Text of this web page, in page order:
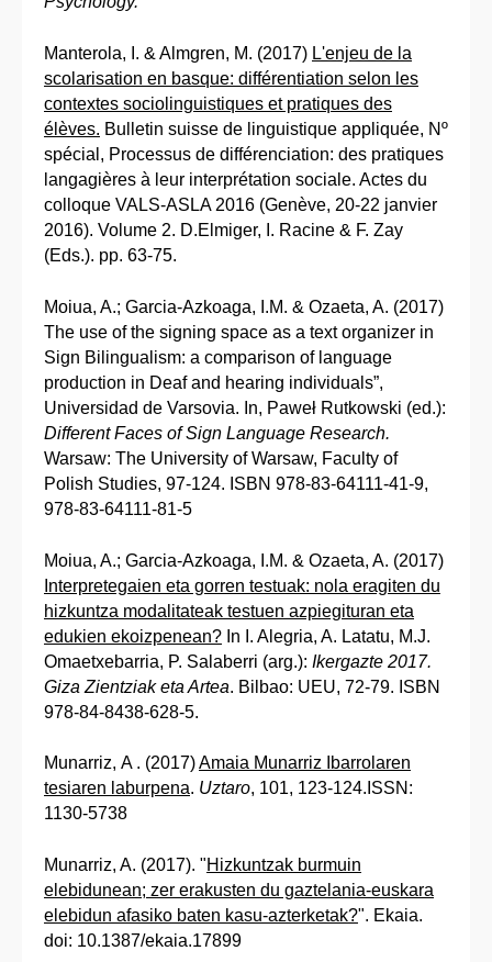
Manterola, I. & Almgren, M. (2017) L'enjeu de la
scolarisation en basque: différentiation selon les
contextes sociolinguistiques et pratiques des
élèves. Bulletin suisse de linguistique appliquée, Nº
spécial, Processus de différenciation: des pratiques
langagières à leur interprétation sociale. Actes du
colloque VALS-ASLA 2016 (Genève, 20-22 janvier
2016). Volume 2. D.Elmiger, I. Racine & F. Zay
(Eds.). pp. 63-75.
Moiua, A.; Garcia-Azkoaga, I.M. & Ozaeta, A. (2017)
The use of the signing space as a text organizer in
Sign Bilingualism: a comparison of language
production in Deaf and hearing individuals”,
Universidad de Varsovia. In, Paweł Rutkowski (ed.):
Different Faces of Sign Language Research.
Warsaw: The University of Warsaw, Faculty of
Polish Studies, 97-124. ISBN 978-83-64111-41-9,
978-83-64111-81-5
Moiua, A.; Garcia-Azkoaga, I.M. & Ozaeta, A. (2017)
Interpretegaien eta gorren testuak: nola eragiten du
hizkuntza modalitateak testuen azpiegituran eta
edukien ekoizpenean? In I. Alegria, A. Latatu, M.J.
Omaetxebarria, P. Salaberri (arg.): Ikergazte 2017.
Giza Zientziak eta Artea. Bilbao: UEU, 72-79. ISBN
978-84-8438-628-5.
Munarriz, A . (2017)Amaia Munarriz Ibarrolaren
tesiaren laburpena. Uztaro, 101, 123-124.ISSN:
1130-5738
Munarriz, A. (2017). "Hizkuntzak burmuin
elebidunean; zer erakusten du gaztelania-euskara
elebidun afasiko baten kasu-azterketak?". Ekaia.
doi: 10.1387/ekaia.17899